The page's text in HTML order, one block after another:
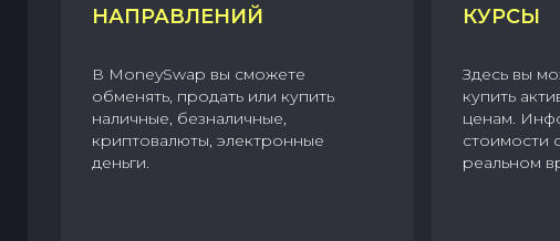
НАПРАВЛЕНИЙ
В MoneySwap вы сможете
обменять, продать или купить
наличные, безналичные,
криптовалюты, электронные
деньги.
КУРСЫ
Здесь вы
купить
ценам.
стоимости
реальном